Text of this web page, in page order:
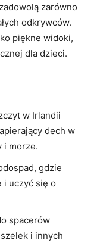
zarówno
odkrywców.
piękne widoki,
dla dzieci.
w Irlandii
dech w
i morze.
gdzie
i uczyć się o
spacerów
i innych